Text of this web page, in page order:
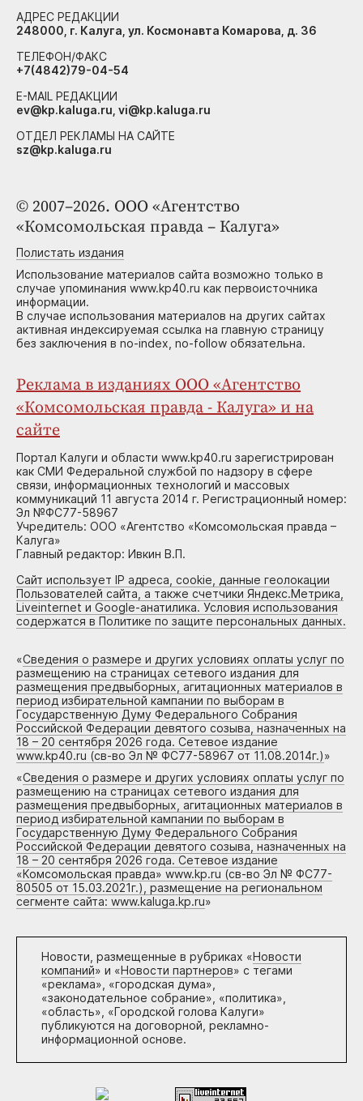
© 2007–2026. ООО «Агентство
«Комсомольская правда – Калуга»
Полистать издания
Использование материалов сайта возможно только в
случае упоминания www.kp40.ru как первоисточника
информации.
В случае использования материалов на других сайтах
активная индексируемая ссылка на главную страницу
без заключения в no-index, no-follow обязательна.
Реклама в изданиях ООО «Агентство
«Комсомольская правда - Калуга» и на
сайте
Портал Калуги и области www.kp40.ru зарегистрирован
как СМИ Федеральной службой по надзору в сфере
связи, информационных технологий и массовых
коммуникаций 11 августа 2014 г. Регистрационный номер:
Эл №ФС77-58967
Учредитель: ООО «Агентство «Комсомольская правда –
Калуга»
Главный редактор: Ивкин В.П.
Сайт использует IP адреса, cookie, данные геолокации
Пользователей сайта, а также счетчики Яндекс.Метрика,
Liveinternet и Google-анатилика. Условия использования
содержатся в Политике по защите персональных данных.
«Сведения о размере и других условиях оплаты услуг по
размещению на страницах сетевого издания для
размещения предвыборных, агитационных материалов в
период избирательной кампании по выборам в
Государственную Думу Федерального Собрания
Российской Федерации девятого созыва, назначенных на
18 – 20 сентября 2026 года. Сетевое издание
www.kp40.ru (св-во Эл № ФС77-58967 от 11.08.2014г.)»
«Сведения о размере и других условиях оплаты услуг по
размещению на страницах сетевого издания для
размещения предвыборных, агитационных материалов в
период избирательной кампании по выборам в
Государственную Думу Федерального Собрания
Российской Федерации девятого созыва, назначенных на
18 – 20 сентября 2026 года. Сетевое издание
«Комсомольская правда» www.kp.ru (св-во Эл № ФС77-
80505 от 15.03.2021г.), размещение на региональном
сегменте сайта: www.kaluga.kp.ru»
Новости, размещенные в рубриках «Новости
компаний» и «Новости партнеров» с тегами
«реклама», «городская дума»,
«законодательное собрание», «политика»,
«область», «Городской голова Калуги»
публикуются на договорной, рекламно-
информационной основе.
АДРЕС РЕДАКЦИИ
248000, г. Калуга, ул. Космонавта Комарова, д. 36
ТЕЛЕФОН/ФАКС
+7(4842)79-04-54
E-MAIL РЕДАКЦИИ
ev@kp.kaluga.ru, vi@kp.kaluga.ru
ОТДЕЛ РЕКЛАМЫ НА САЙТЕ
sz@kp.kaluga.ru